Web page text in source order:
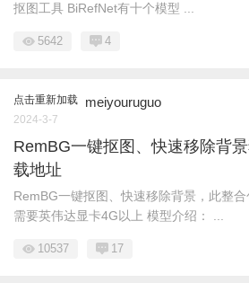
抠图工具 BiRefNet有十个模型 ...
5642 4
点击重新加载 meiyouruguo
2024-3-7
RemBG一键抠图、快速移除背
载地址
RemBG一键抠图、快速移除背景，此整合
需要英伟达显卡4G以上 模型介绍： ...
10537 17